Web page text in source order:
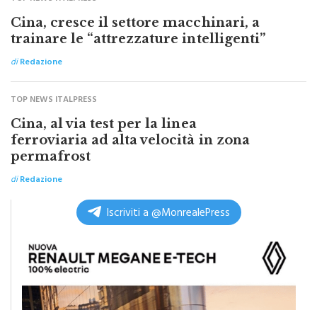
TOP NEWS ITALPRESS
Cina, cresce il settore macchinari, a
trainare le “attrezzature intelligenti”
diRedazione
TOP NEWS ITALPRESS
Cina, al via test per la linea
ferroviaria ad alta velocità in zona
permafrost
di